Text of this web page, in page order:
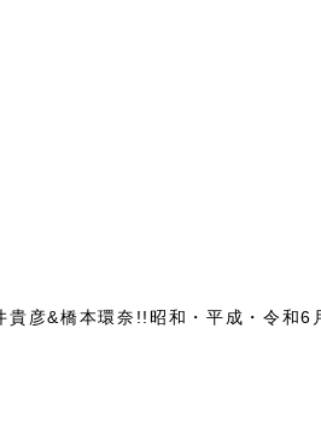
&橋本環奈!!昭和・平成・令和6